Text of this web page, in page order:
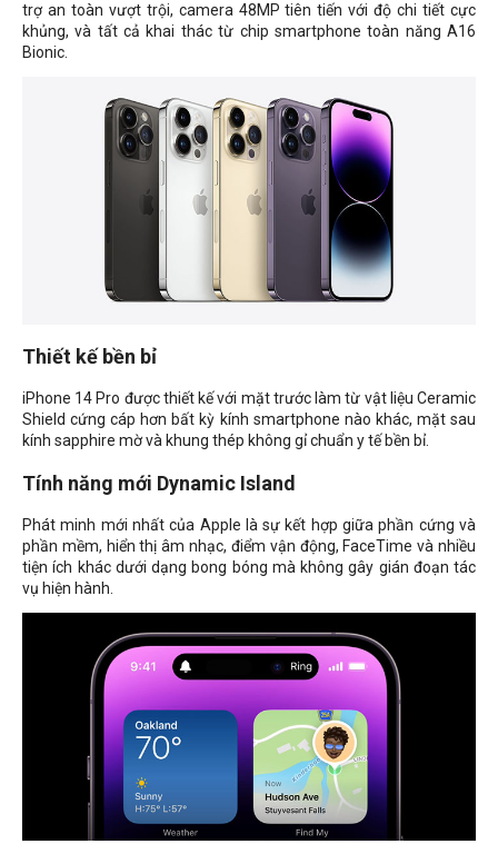
trợ an toàn vượt trội, camera 48MP tiên tiến với độ chi tiết cực
khủng, và tất cả khai thác từ chip smartphone toàn năng A16
Bionic.
Thiết kế bền bỉ
iPhone 14 Pro được thiết kế với mặt trước làm từ vật liệu Ceramic
Shield cứng cáp hơn bất kỳ kính smartphone nào khác, mặt sau
kính sapphire mờ và khung thép không gỉ chuẩn y tế bền bỉ.
Tính năng mới Dynamic Island
Phát minh mới nhất của Apple là sự kết hợp giữa phần cứng và
phần mềm, hiển thị âm nhạc, điểm vận động, FaceTime và nhiều
tiện ích khác dưới dạng bong bóng mà không gây gián đoạn tác
vụ hiện hành.